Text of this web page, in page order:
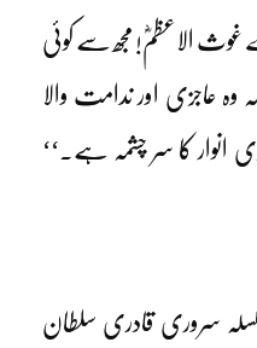
غوث الاعظمؓ! مجھ سے کوئی
وہ عاجزی اور ندامت والا
کا سر چشمہ ہے۔‘‘
سروری قادری سلطان